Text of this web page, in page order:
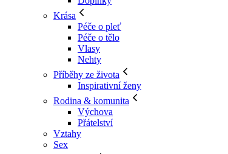
Krása
Péče o pleť
Péče o tělo
Vlasy
Nehty
Příběhy ze života
Inspirativní ženy
Rodina & komunita
Výchova
Přátelství
Vztahy
Sex